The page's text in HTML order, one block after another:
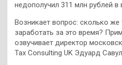
недополучил 311 млн рублей в
Возникает вопрос: сколько же
заработать за это время?
озвучивает директор
Tax Consulting UK Эдуард